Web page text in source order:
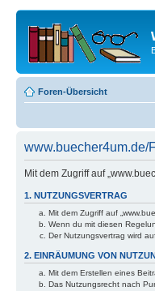
Foren-Übersicht
www.buecher4um.de/
Mit dem Zugriff auf
1. NUTZUNGSVERTRAG
Mit dem Zugriff auf
Wenn du mit diesen
Der Nutzungsvertrag wird
2. EINRÄUMUNG VON
Mit dem Erstellen eines
Das Nutzungsrecht nach